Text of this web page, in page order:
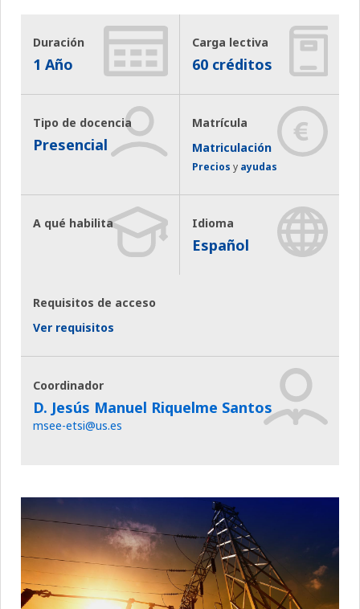
Duración
1 Año
Carga lectiva
60 créditos
Tipo de docencia
Presencial
Matrícula
Matriculación
Precios y ayudas
A qué habilita Idioma
Español
Requisitos de acceso
Ver requisitos
Coordinador
D. Jesús Manuel Riquelme Santos
msee-etsi@us.es